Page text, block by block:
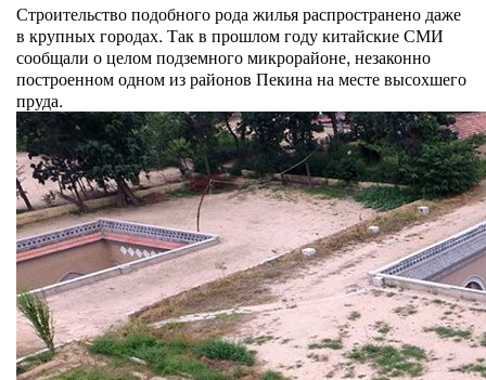
Строительство подобного рода жилья распространено даже
в крупных городах. Так в прошлом году китайские СМИ
сообщали о целом подземного микрорайоне, незаконно
построенном одном из районов Пекина на месте высохшего
пруда.